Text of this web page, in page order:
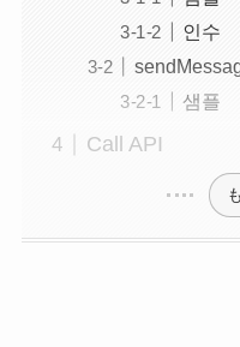
인수
샘플
Call API